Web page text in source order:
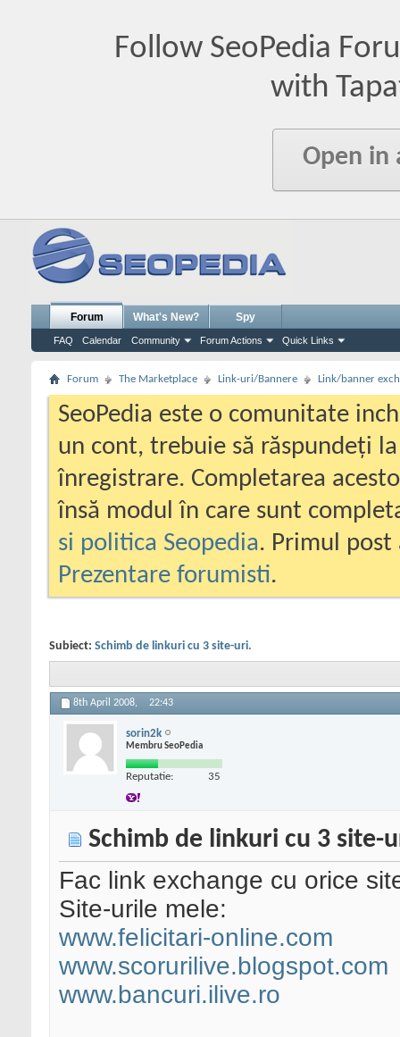
Follow SeoPedia
with
Open in
Forum
FAQ Calendar Community Forum Actions Quick Links
What's New? Spy
Forum The Marketplace Link-uri/Bannere Link/banner
SeoPedia este o comunitate
un cont, trebuie să răspundeți
înregistrare. Completarea
însă modul în care sunt
si politica Seopedia. Primul
Prezentare forumisti.
Subiect: Schimb de linkuri cu 3 site-uri.
8th April 2008, 22:43
sorin2k
Membru SeoPedia
Reputatie: 35
Schimb de linkuri cu 3 site-
Fac link exchange cu orice
Site-urile mele:
www.felicitari-online.com
www.scorurilive.blogspot.com
www.bancuri.ilive.ro